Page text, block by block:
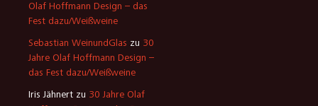
Olaf Hoffmann Design – das
Fest dazu/Weißweine
Sebastian WeinundGlas zu 30
Jahre Olaf Hoffmann Design –
das Fest dazu/Weißweine
Iris Jähnert zu 30 Jahre Olaf